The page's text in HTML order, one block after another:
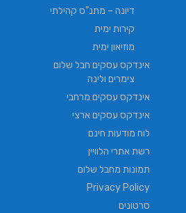
דיונה – מתנ"ס קהילתי
קירות ימית
מוזיאון ימית
אינדקס עסקים חבל שלום
צימרים ולינה
אינדקס עסקים מרחבי
אינדקס עסקים ארצי
לוח מודעות חינם
רשת אתרי הלוויין
תמונות מחבל שלום
Privacy Policy
סרטונים